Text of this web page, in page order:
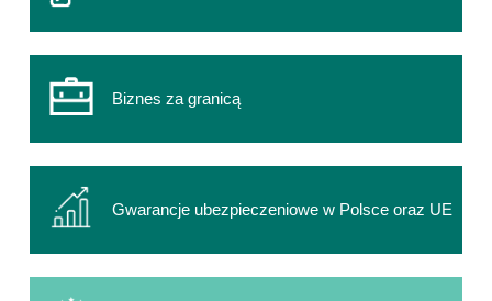
Biznes za granicą
Gwarancje ubezpieczeniowe w Polsce oraz UE